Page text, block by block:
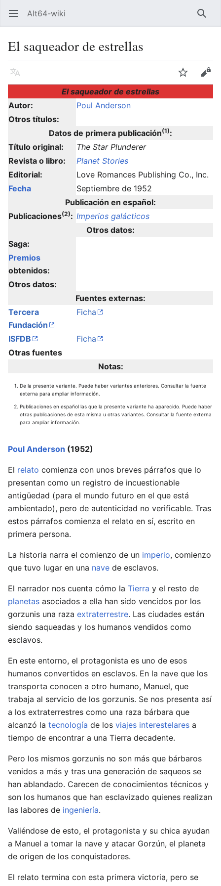
Abrir menú principal Alt64-wiki
El saqueador de estrellas
Idioma Vigilar
Editar
El saqueador de estrellas
Autor:
Poul Anderson
Otros títulos:
Datos de primera publicación(1):
Título original:
The Star Plunderer
Revista o libro:
Planet Stories
Editorial:
Love Romances Publishing Co., Inc.
Fecha
Septiembre de 1952
Publicación en español:
Publicaciones(2): Imperios galácticos
Otros datos:
Saga:
Premios
obtenidos:
Otros datos:
Fuentes externas:
Tercera
Fundación
Ficha
ISFDB
Ficha
Otras fuentes
Notas:
De la presente variante. Puede haber variantes anteriores. Consultar la fuente
externa para ampliar información.
Publicaciones en español las que la presente variante ha aparecido. Puede haber
otras publicaciones de esta misma u otras variantes. Consultar la fuente externa
para ampliar información.
Poul Anderson (1952)
El relato comienza con unos breves párrafos que lo
presentan como un registro de incuestionable
antigüedad (para el mundo futuro en el que está
ambientado), pero de autenticidad no verificable. Tras
estos párrafos comienza el relato en sí, escrito en
primera persona.
La historia narra el comienzo de un imperio, comienzo
que tuvo lugar en una nave de esclavos.
El narrador nos cuenta cómo la Tierra y el resto de
planetas asociados a ella han sido vencidos por los
gorzunis una raza extraterrestre. Las ciudades están
siendo saqueadas y los humanos vendidos como
esclavos.
En este entorno, el protagonista es uno de esos
humanos convertidos en esclavos. En la nave que los
transporta conocen a otro humano, Manuel, que
trabaja al servicio de los gorzunis. Se nos presenta así
a los extraterrestres como una raza bárbara que
alcanzó la tecnología de los viajes interestelares a
tiempo de encontrar a una Tierra decadente.
Pero los mismos gorzunis no son más que bárbaros
venidos a más y tras una generación de saqueos se
han ablandado. Carecen de conocimientos técnicos y
son los humanos que han esclavizado quienes realizan
las labores de ingeniería.
Valiéndose de esto, el protagonista y su chica ayudan
a Manuel a tomar la nave y atacar Gorzún, el planeta
de origen de los conquistadores.
El relato termina con esta primera victoria, pero se